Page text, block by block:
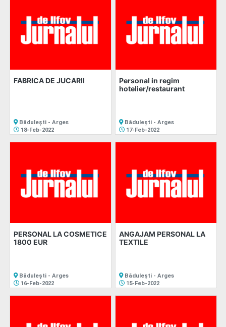
FABRICA DE JUCARII
Bădulești - Arges
18-Feb-2022
Personal in regim
hotelier/restaurant
Bădulești - Arges
17-Feb-2022
PERSONAL LA COSMETICE
1800 EUR
Bădulești - Arges
16-Feb-2022
ANGAJAM PERSONAL LA
TEXTILE
Bădulești - Arges
15-Feb-2022